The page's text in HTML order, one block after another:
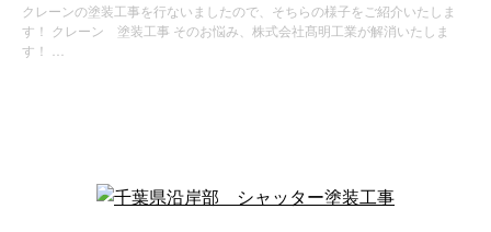
クレーンの塗装工事を行ないましたので、そちらの様子をご紹介いたしま
す！ クレーン 塗装工事 そのお悩み、株式会社髙明工業が解消いたしま
す！ …